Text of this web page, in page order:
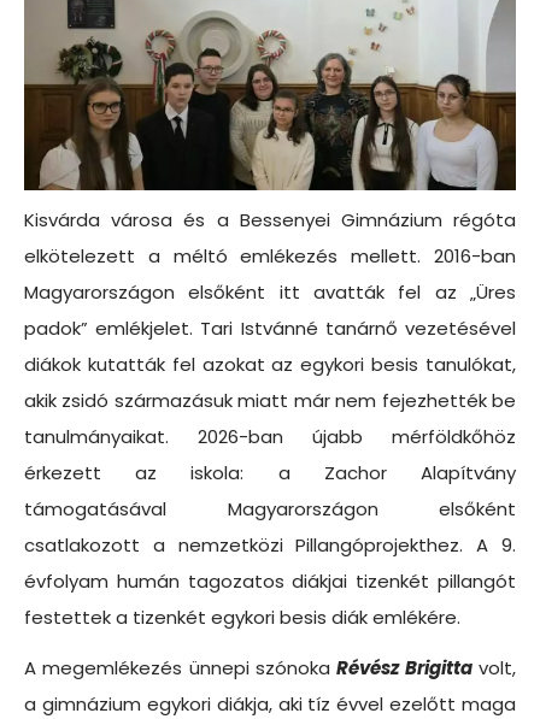
Kisvárda városa és a Bessenyei Gimnázium régóta
elkötelezett a méltó emlékezés mellett. 2016-ban
Magyarországon elsőként itt avatták fel az „Üres
padok” emlékjelet. Tari Istvánné tanárnő vezetésével
diákok kutatták fel azokat az egykori besis tanulókat,
akik zsidó származásuk miatt már nem fejezhették be
tanulmányaikat. 2026-ban újabb mérföldkőhöz
érkezett az iskola: a Zachor Alapítvány
támogatásával Magyarországon elsőként
csatlakozott a nemzetközi Pillangóprojekthez. A 9.
évfolyam humán tagozatos diákjai tizenkét pillangót
festettek a tizenkét egykori besis diák emlékére.
A megemlékezés ünnepi szónokaRévész Brigittavolt,
a gimnázium egykori diákja, aki tíz évvel ezelőtt maga